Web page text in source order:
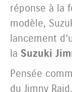
réponse à la
modèle,
lancement
la Suzuki
Pensée
du Jimny